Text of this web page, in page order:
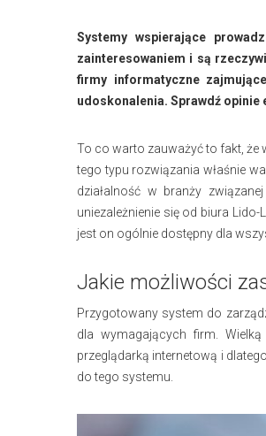
Systemy wspierające
zainteresowaniem i są
firmy informatyczne
udoskonalenia. Sprawdź opinie
To co warto zauważyć to fakt, że
tego typu rozwiązania właśnie
działalność w branży
uniezależnienie się od biura
jest on ogólnie dostępny dla
Jakie możliwości
Przygotowany system do
dla wymagających firm.
przeglądarką internetową i
do tego systemu.